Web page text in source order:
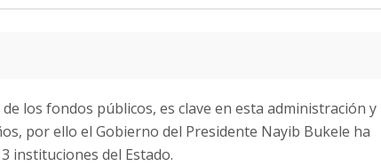
los fondos públicos, es clave en esta administración y
por ello el Gobierno del Presidente Nayib Bukele ha
instituciones del Estado.